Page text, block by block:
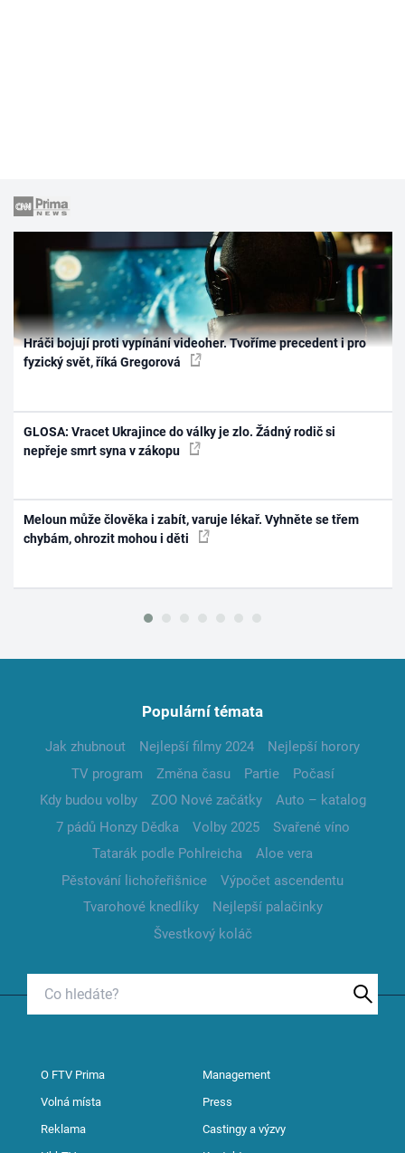
Hráči bojují proti vypínání videoher. Tvoříme precedent i pro
fyzický svět, říká Gregorová
GLOSA: Vracet Ukrajince do války je zlo. Žádný rodič si
nepřeje smrt syna v zákopu
Meloun může člověka i zabít, varuje lékař. Vyhněte se třem
chybám, ohrozit mohou i děti
Populární témata
Jak zhubnout Nejlepší filmy 2024
Nejlepší horory
TV program
Změna času Partie
Počasí
Kdy budou volby
ZOO Nové začátky
Auto – katalog
7 pádů Honzy Dědka
Volby 2025
Svařené víno
Tatarák podle Pohlreicha
Aloe vera
Pěstování lichořeřišnice
Výpočet ascendentu
Tvarohové knedlíky
Nejlepší palačinky
Švestkový koláč
O FTV Prima Management
Volná místa Press
Reklama Castingy a výzvy